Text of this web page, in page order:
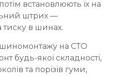
встановлюють їх на
штрих —
тиску в шинах.
на СТО
будь-якої складності,
та порізів гуми,